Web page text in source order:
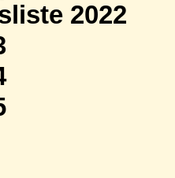
2022